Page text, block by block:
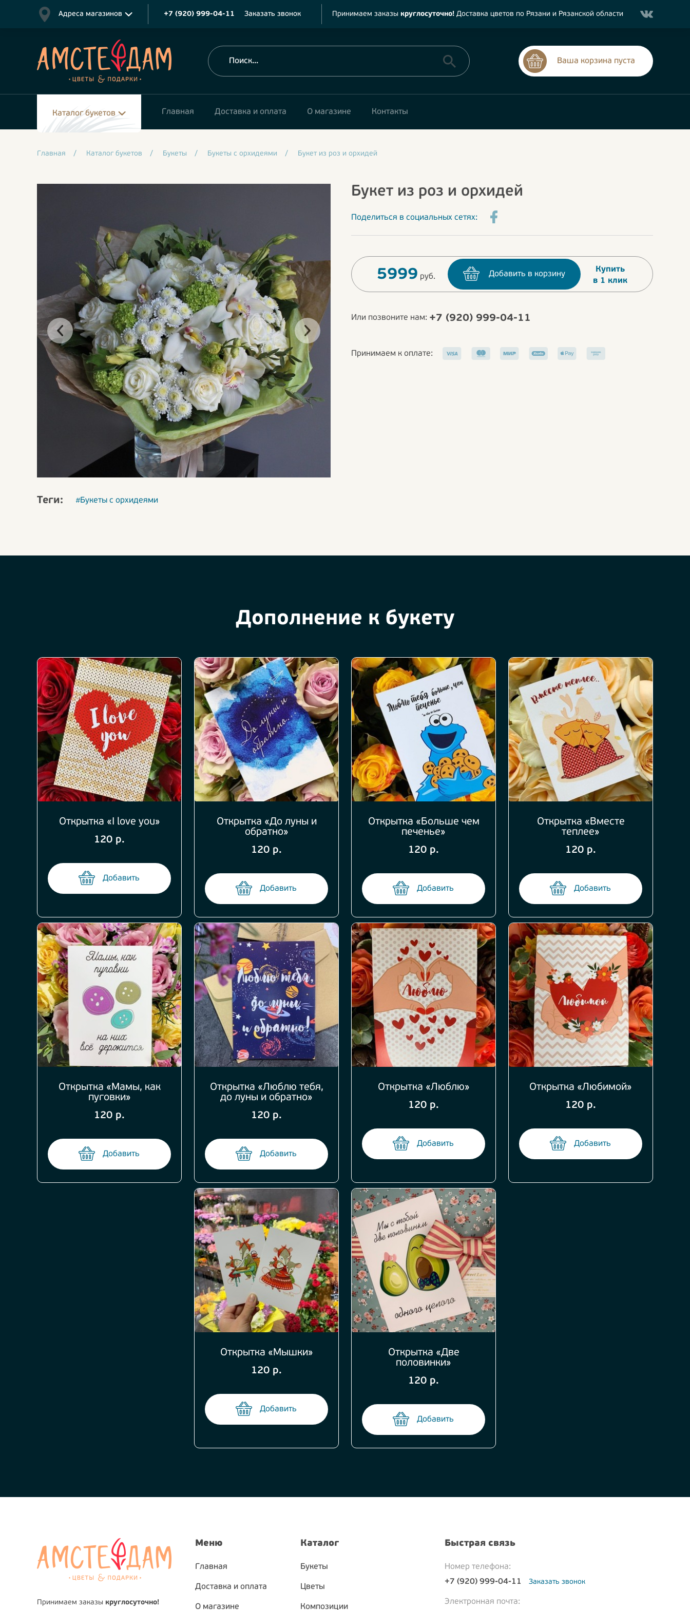
Адреса магазинов +7 (920) 999-04-11 Заказать звонок Принимаем заказы круглосуточно! Доставка цветов по Рязани и Рязанской области
Ваша корзина пуста
Каталог букетов Главная Доставка и оплата О магазине Контакты
Главная / Каталог букетов / Букеты / Букеты с орхидеями / Букет из роз и орхидей
Теги: #Букеты с орхидеями
Букет из роз и орхидей
Поделиться в социальных сетях:
5999 руб. Добавить в корзину
Купить
в 1 клик
Или позвоните нам: +7 (920) 999-04-11
Принимаем к оплате:
Дополнение к букету
Открытка «I love you»
120 р.
Добавить
Открытка «До луны и
обратно»
120 р.
Добавить
Открытка «Больше чем
печенье»
120 р.
Добавить
Открытка «Вместе
теплее»
120 р.
Добавить
Открытка «Мамы, как
пуговки»
120 р.
Добавить
Открытка «Люблю тебя,
до луны и обратно»
120 р.
Добавить
Открытка «Люблю»
120 р.
Добавить
Открытка «Любимой»
120 р.
Добавить
Открытка «Мышки»
120 р.
Добавить
Открытка «Две
половинки»
120 р.
Добавить
Принимаем заказы круглосуточно!
Меню
Главная
Доставка и оплата
О магазине
Каталог
Букеты
Цветы
Композиции
Быстрая связь
Номер телефона:
+7 (920) 999-04-11
Заказать звонок
Электронная почта: